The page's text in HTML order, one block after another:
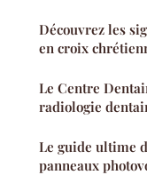
Découvrez les
en croix
Le Centre
radiologie
Le guide ultime
panneaux